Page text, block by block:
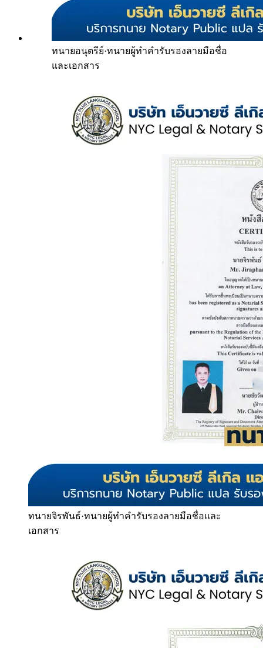
ทนายอนุตรีย์·ทนายผู้ทำคำรับรองลายมือชื่อ
และเอกสาร
ทนายจิรพันธ์·ทนายผู้ทำคำรับรองลายมือชื่อและ
เอกสาร